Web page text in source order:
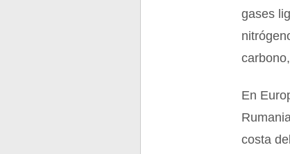
gases
En
costa